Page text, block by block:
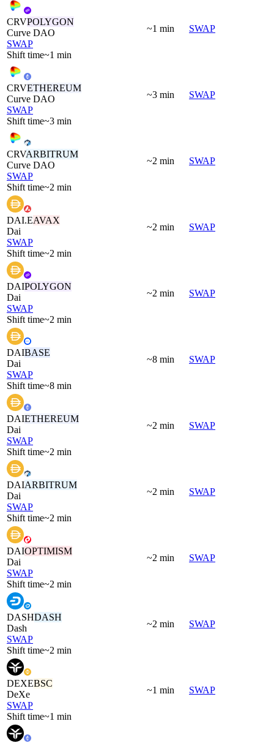
CRVPOLYGON
Curve DAO
SWAP
Shift time~1 min
~1 min SWAP
CRVETHEREUM
Curve DAO
SWAP
Shift time~3 min
~3 min SWAP
CRVARBITRUM
Curve DAO
SWAP
Shift time~2 min
~2 min SWAP
DAI.EAVAX
Dai
SWAP
Shift time~2 min
~2 min SWAP
DAIPOLYGON
Dai
SWAP
Shift time~2 min
~2 min SWAP
DAIBASE
Dai
SWAP
Shift time~8 min
~8 min SWAP
DAIETHEREUM
Dai
SWAP
Shift time~2 min
~2 min SWAP
DAIARBITRUM
Dai
SWAP
Shift time~2 min
~2 min SWAP
DAIOPTIMISM
Dai
SWAP
Shift time~2 min
~2 min SWAP
DASHDASH
Dash
SWAP
Shift time~2 min
~2 min SWAP
DEXEBSC
DeXe
SWAP
Shift time~1 min
~1 min SWAP